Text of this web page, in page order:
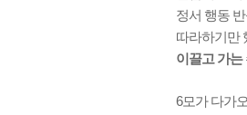
정서 행동
따라하기만
이끌고 가는
6모가 다가